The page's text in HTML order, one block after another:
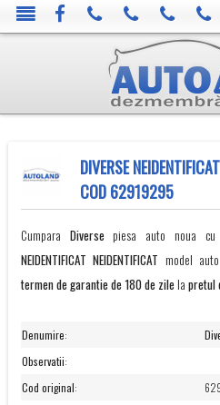
DIVERSE
COD 62919295
Cumpara Diverse piesa auto noua
NEIDENTIFICAT NEIDENTIFICAT model
termen de garantie de 180 de zile la pretul
Denumire:
Observatii:
Cod original: